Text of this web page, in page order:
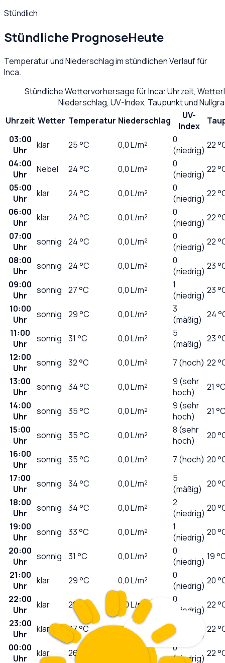
Stündlich
Stündliche PrognoseHeute
Temperatur und Niederschlag im stündlichen Verlauf für
Inca.
Stündliche Wettervorhersage fürInca: Uhrzeit,
Niederschlag, UV-Index, Taupunkt und
Uhrzeit Wetter Temperatur Niederschlag
UV-
Index
03:00
Uhr
klar 25°C 0,0L/m²
0
(niedrig) 22
04:00
Uhr
Nebel 24°C 0,0L/m²
0
(niedrig) 22
05:00
Uhr
klar 24°C 0,0L/m²
0
(niedrig) 22
06:00
Uhr
klar 24°C 0,0L/m²
0
(niedrig) 22
07:00
Uhr
sonnig 24°C 0,0L/m²
0
(niedrig) 22
08:00
Uhr
sonnig 24°C 0,0L/m²
0
(niedrig) 23
09:00
Uhr
sonnig 27°C 0,0L/m²
1
(niedrig) 23
10:00
Uhr
sonnig 29°C 0,0L/m²
3
(mäßig) 24
11:00
Uhr
sonnig 31 °C 0,0L/m²
5
(mäßig) 23
12:00
Uhr
sonnig 32°C 0,0L/m² 7 (hoch) 22
13:00
Uhr
sonnig 34°C 0,0L/m²
9 (sehr
hoch)
21
14:00
Uhr
sonnig 35°C 0,0L/m²
9 (sehr
hoch)
21
15:00
Uhr
sonnig 35°C 0,0L/m²
8 (sehr
hoch)
20
16:00
Uhr
sonnig 35°C 0,0L/m² 7 (hoch) 20
17:00
Uhr
sonnig 34°C 0,0L/m²
5
(mäßig) 20
18:00
Uhr
sonnig 34°C 0,0L/m²
2
(niedrig) 20
19:00
Uhr
sonnig 33°C 0,0L/m²
1
(niedrig) 20
20:00
Uhr
sonnig 31 °C 0,0L/m²
0
(niedrig) 19
21:00
Uhr
klar 29°C 0,0L/m²
0
(niedrig) 20
22:00
Uhr
klar 28 °C 0,0L/m²
0
(niedrig) 22
23:00
Uhr
klar 27°C 0,0L/m²
0
(niedrig) 22
00:00
Uhr
klar 26 L/m²
0
(niedrig) 22